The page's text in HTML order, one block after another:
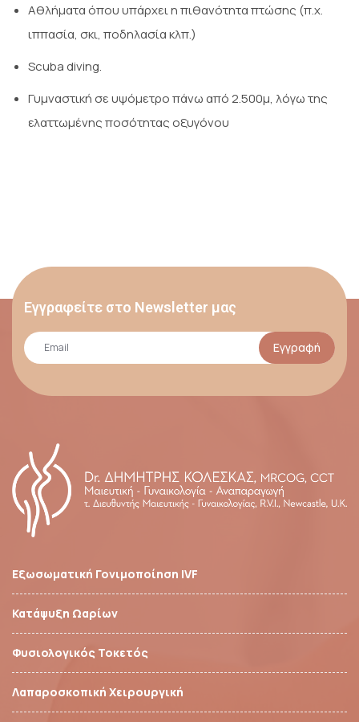
Αθλήματα όπου υπάρχει η πιθανότητα πτώσης (π.χ.
ιππασία, σκι, ποδηλασία κλπ.)
Scuba diving.
Γυμναστική σε υψόμετρο πάνω από 2.500μ, λόγω της
ελαττωμένης ποσότητας οξυγόνου
Εγγραφείτε στο Newsletter μας
Εγγραφή
Εξωσωματική Γονιμοποίηση IVF
Κατάψυξη Ωαρίων
Φυσιολογικός Τοκετός
Λαπαροσκοπική Χειρουργική